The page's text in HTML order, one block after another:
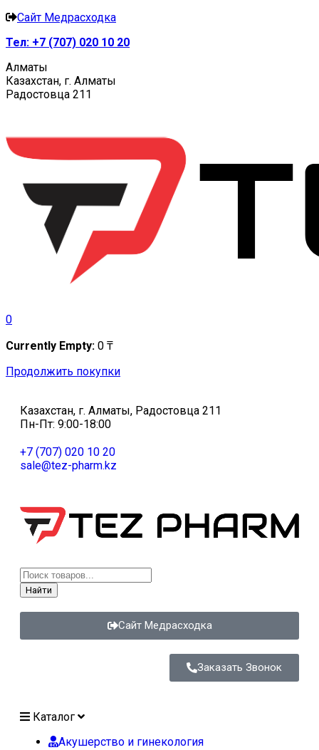
Сайт Медрасходка
Тел: +7 (707) 020 10 20
Алматы
Казахстан, г. Алматы
Радостовца 211
0
Currently Empty: 0 ₸
Продолжить покупки
Казахстан, г. Алматы, Радостовца 211
Пн-Пт: 9:00-18:00
+7 (707) 020 10 20
sale@tez-pharm.kz
Найти
Сайт Медрасходка
Заказать Звонок
Каталог
Акушерство и гинекология